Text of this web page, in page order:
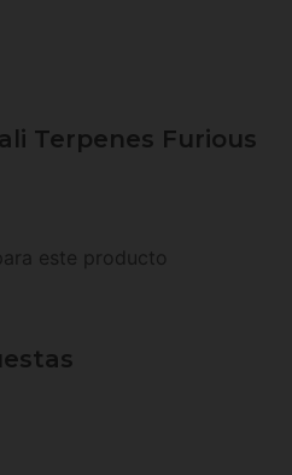
Terpenes Furious
este producto